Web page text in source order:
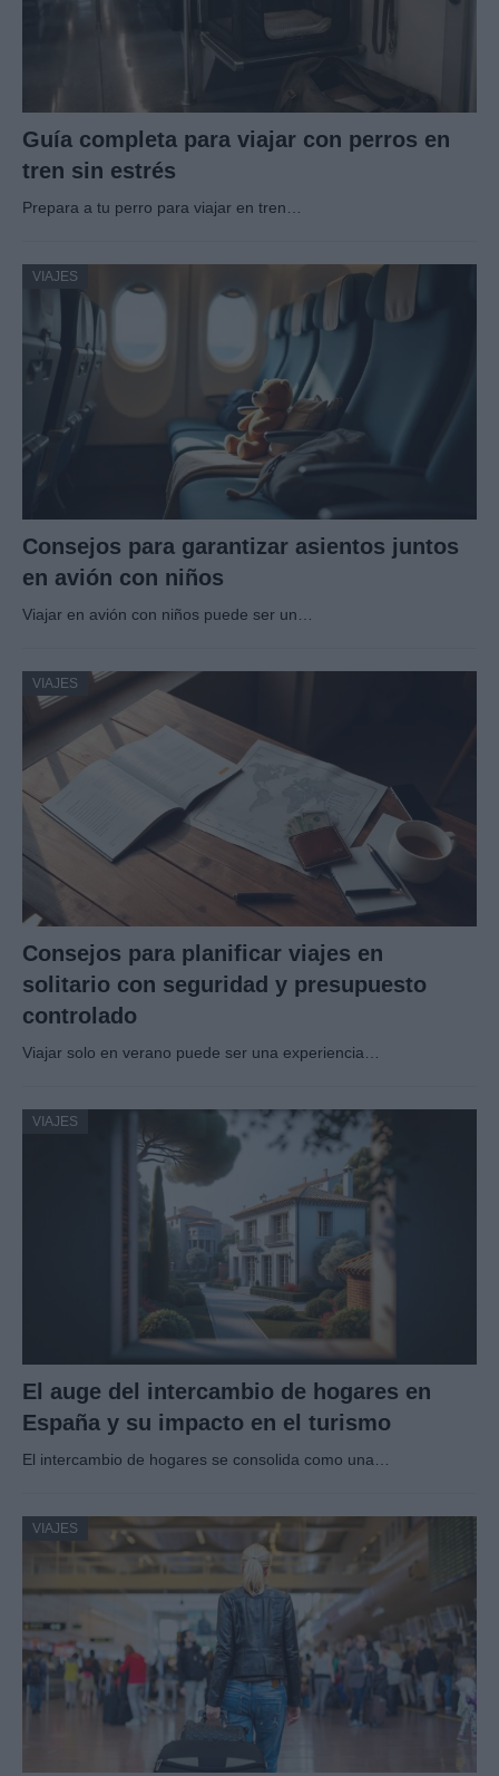
Guía completa para viajar con perros en
tren sin estrés
Prepara a tu perro para viajar en tren…
VIAJES
Consejos para garantizar asientos juntos
en avión con niños
Viajar en avión con niños puede ser un…
VIAJES
Consejos para planificar viajes en
solitario con seguridad y presupuesto
controlado
Viajar solo en verano puede ser una experiencia…
VIAJES
El auge del intercambio de hogares en
España y su impacto en el turismo
El intercambio de hogares se consolida como una…
VIAJES